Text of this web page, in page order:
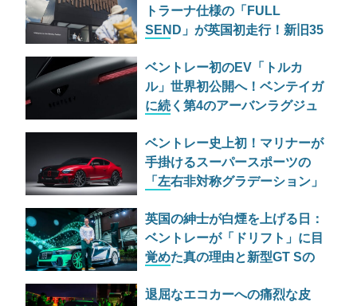
トラーナ仕様の「FULL
SEND」が英国初走行！新旧35
ベントレー初のEV「トルカ
ル」世界初公開へ！ベンテイガ
に続く第4のアーバンラグジュ
ベントレー史上初！マリナーが
手掛けるスーパースポーツの
「左右非対称グラデーション」
英国の紳士が白煙を上げる日：
ベントレーが「ドリフト」に目
覚めた真の理由と新型GT Sの
退屈なエコカーへの痛烈な皮